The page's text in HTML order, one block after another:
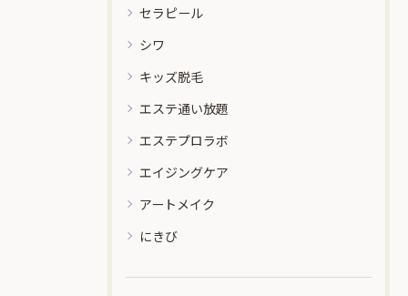
セラピール
シワ
キッズ脱毛
エステ通い放題
エステプロラボ
エイジングケア
アートメイク
にきび